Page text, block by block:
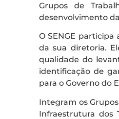
Grupos de
desenvolvimento
O SENGE
da sua diretoria.
qualidade do
identificação de
para o Governo do
Integram os
Infraestrutura dos